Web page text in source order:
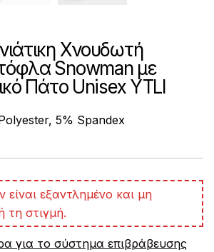
Χνουδωτή
Snowman με
Πάτο Unisex YTLI
5% Spandex
είναι εξαντλημένο και μη
τη στιγμή.
για το σύστημα επιβράβευσης